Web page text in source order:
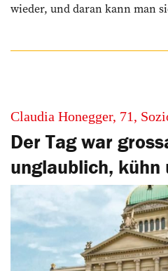
wieder, und daran kann man
Claudia Honegger, 71,
Der Tag war
­unglaublich, kühn